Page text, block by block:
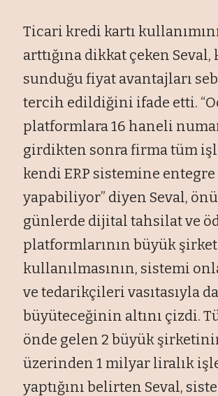
Ticari kredi kartı
arttığına dikkat çeken Seval,
sunduğu fiyat avantajları
tercih edildiğini ifade etti.
platformlara 16 haneli
girdikten sonra firma tüm
kendi ERP sistemine
yapabiliyor” diyen Seval,
günlerde dijital tahsilat ve
platformlarının büyük
kullanılmasının, sistemi
ve tedarikçileri vasıtasıyla
büyüteceğinin altını çizdi.
önde gelen 2 büyük
üzerinden 1 milyar liralık
yaptığını belirten Seval,